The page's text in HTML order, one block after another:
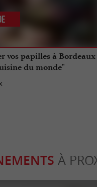
vos papilles à Bordeaux
du monde"
À